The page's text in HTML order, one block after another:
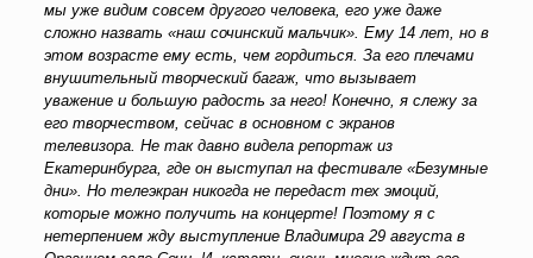
мы уже видим совсем другого человека, его уже даже
сложно назвать «наш сочинский мальчик». Ему 14 лет, но в
этом возрасте ему есть, чем гордиться. За его плечами
внушительный творческий багаж, что вызывает
уважение и большую радость за него! Конечно, я слежу за
его творчеством, сейчас в основном с экранов
телевизора. Не так давно видела репортаж из
Екатеринбурга, где он выступал на фестивале «Безумные
дни». Но телеэкран никогда не передаст тех эмоций,
которые можно получить на концерте! Поэтому я с
нетерпением жду выступление Владимира 29 августа в